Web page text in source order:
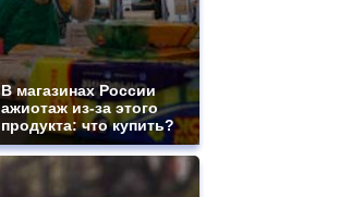
В магазинах России
ажиотаж из-за этого
продукта: что купить?